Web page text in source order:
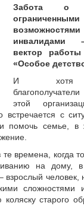
Забота о
ограниченными
инвалидами
вектор работы
«Особое
И хотя
этой
встречается с
помочь семье, в
времена, когда
на дому,
человек,
сложностями
старого